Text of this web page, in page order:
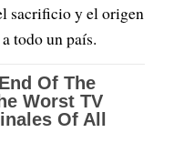
sacrificio y el origen
todo un país.